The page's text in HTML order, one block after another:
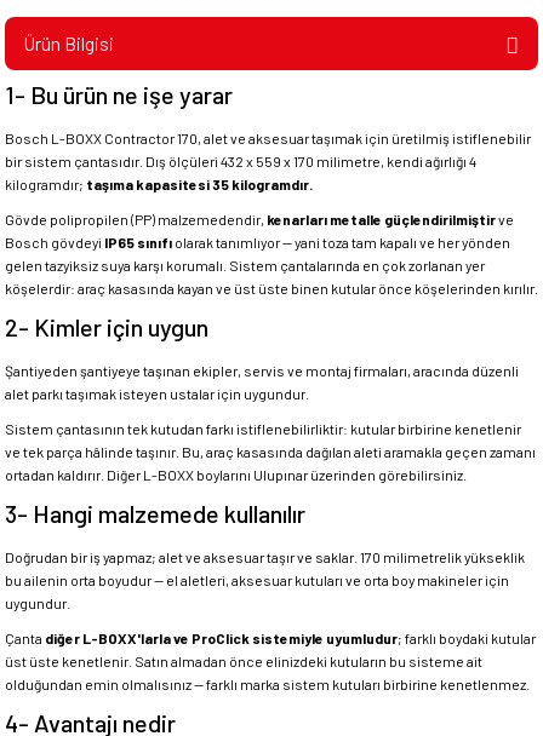
Ürün Bilgisi
1- Bu ürün ne işe yarar
Bosch L-BOXX Contractor 170, alet ve aksesuar taşımak için üretilmiş istiflenebilir
bir sistem çantasıdır. Dış ölçüleri 432 x 559 x 170 milimetre, kendi ağırlığı 4
kilogramdır; taşıma kapasitesi 35 kilogramdır.
Gövde polipropilen (PP) malzemedendir, kenarları metalle güçlendirilmiştirve
Bosch gövdeyi IP65 sınıfı olarak tanımlıyor — yani toza tam kapalı ve her yönden
gelen tazyiksiz suya karşı korumalı. Sistem çantalarında en çok zorlanan yer
köşelerdir: araç kasasında kayan ve üst üste binen kutular önce köşelerinden kırılır.
2- Kimler için uygun
Şantiyeden şantiyeye taşınan ekipler, servis ve montaj firmaları, aracında düzenli
alet parkı taşımak isteyen ustalar için uygundur.
Sistem çantasının tek kutudan farkı istiflenebilirliktir: kutular birbirine kenetlenir
ve tek parça hâlinde taşınır. Bu, araç kasasında dağılan aleti aramakla geçen zamanı
ortadan kaldırır. Diğer L-BOXX boylarını Ulupınar üzerinden görebilirsiniz.
3- Hangi malzemede kullanılır
Doğrudan bir iş yapmaz; alet ve aksesuar taşır ve saklar. 170 milimetrelik yükseklik
bu ailenin orta boyudur — el aletleri, aksesuar kutuları ve orta boy makineler için
uygundur.
Çanta diğer L-BOXX'larla ve ProClick sistemiyle uyumludur; farklı boydaki kutular
üst üste kenetlenir. Satın almadan önce elinizdeki kutuların bu sisteme ait
olduğundan emin olmalısınız — farklı marka sistem kutuları birbirine kenetlenmez.
4- Avantajı nedir